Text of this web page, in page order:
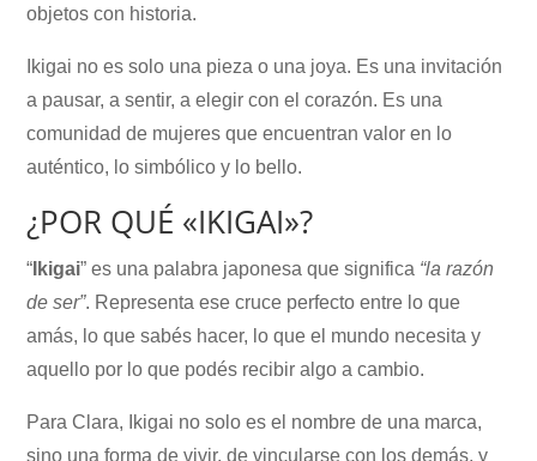
objetos con historia.
Ikigai no es solo una pieza o una joya. Es una invitación
a pausar, a sentir, a elegir con el corazón. Es una
comunidad de mujeres que encuentran valor en lo
auténtico, lo simbólico y lo bello.
¿POR QUÉ «IKIGAI»?
“ Ikigai” es una palabra japonesa que significa “la razón
de ser”. Representa ese cruce perfecto entre lo que
amás, lo que sabés hacer, lo que el mundo necesita y
aquello por lo que podés recibir algo a cambio.
Para Clara, Ikigai no solo es el nombre de una marca,
sino una forma de vivir, de vincularse con los demás, y